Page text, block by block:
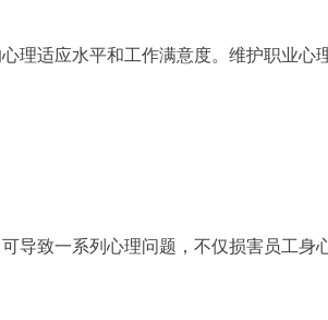
适应水平和工作满意度。维护职业心
致一系列心理问题，不仅损害员工身